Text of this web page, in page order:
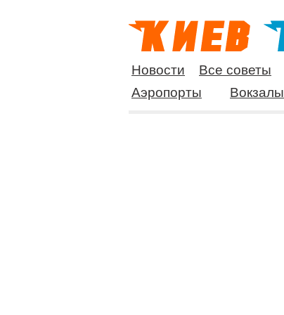
Новости Все советы
Аэропорты
Вокзалы